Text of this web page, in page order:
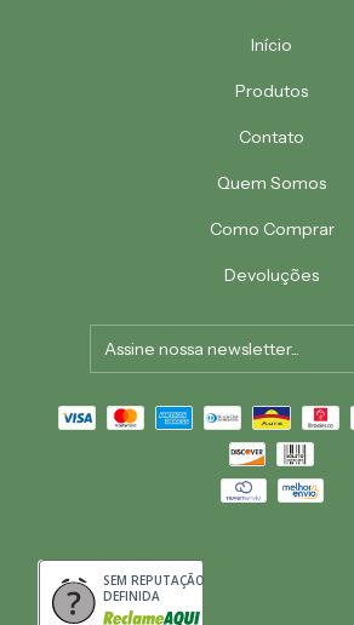
Início
Produtos
Contato
Quem Somos
Como Comprar
Devoluções
SEM REPUTAÇÃO
DEFINIDA